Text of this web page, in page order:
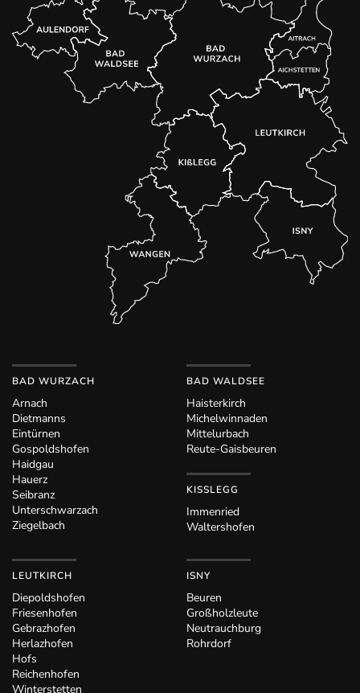
BAD WURZACH
Arnach
Dietmanns
Eintürnen
Gospoldshofen
Haidgau
Hauerz
Seibranz
Unterschwarzach
Ziegelbach
BAD WALDSEE
Haisterkirch
Michelwinnaden
Mittelurbach
Reute-Gaisbeuren
KISSLEGG
Immenried
Waltershofen
LEUTKIRCH
Diepoldshofen
Friesenhofen
Gebrazhofen
Herlazhofen
Hofs
Reichenhofen
Winterstetten
ISNY
Beuren
Großholzleute
Neutrauchburg
Rohrdorf